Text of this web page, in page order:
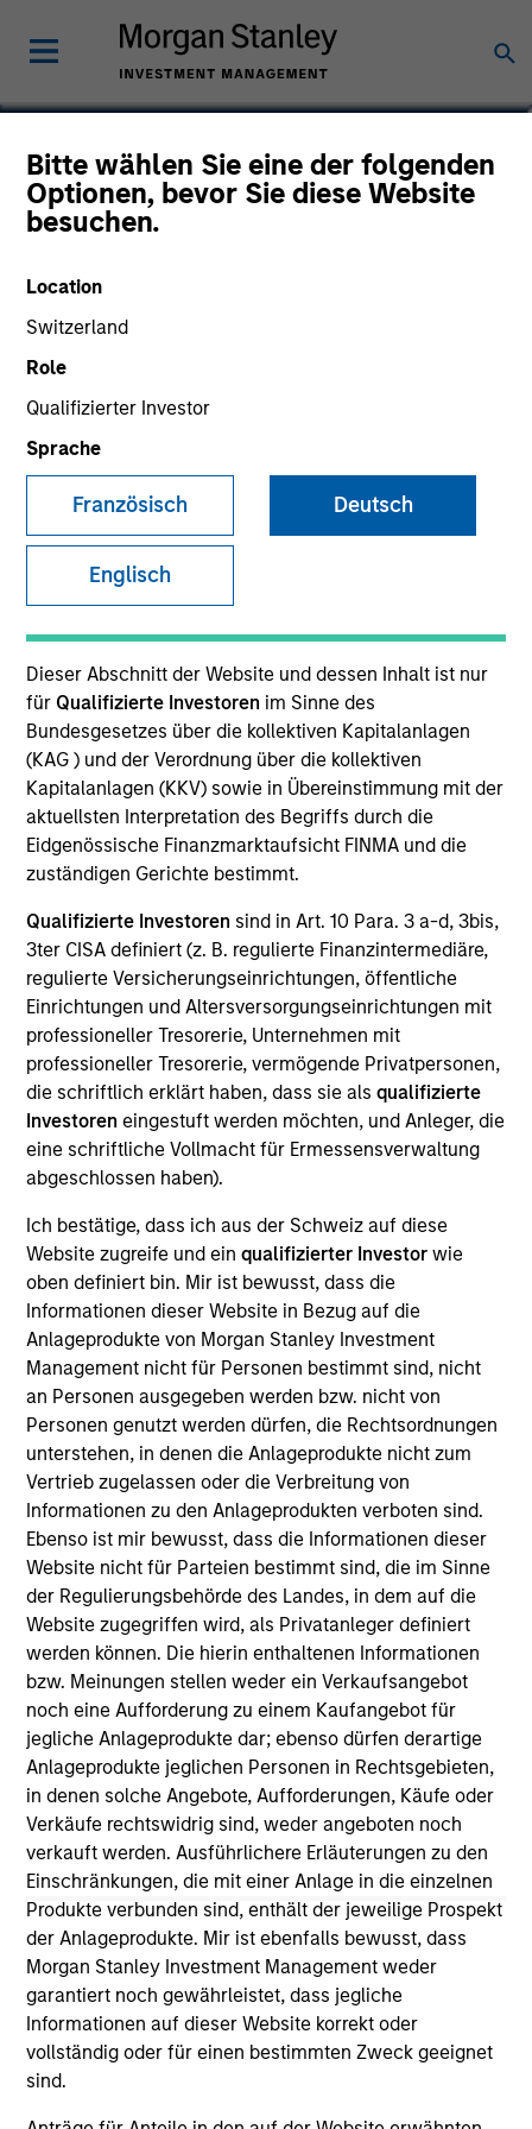
Bitte wählen Sie eine der folgenden
Optionen, bevor Sie diese Website
besuchen.
Location
Switzerland
Role
Qualifizierter Investor
Sprache
Französisch Deutsch
Englisch
Dieser Abschnitt der Website und dessen Inhalt ist nur
für Qualifizierte Investoren im Sinne des
Bundesgesetzes über die kollektiven Kapitalanlagen
(KAG ) und der Verordnung über die kollektiven
Kapitalanlagen (KKV) sowie in Übereinstimmung mit der
aktuellsten Interpretation des Begriffs durch die
Eidgenössische Finanzmarktaufsicht FINMA und die
zuständigen Gerichte bestimmt.
Qualifizierte Investoren sind in Art. 10 Para. 3 a-d, 3bis,
3ter CISA definiert (z. B. regulierte Finanzintermediäre,
regulierte Versicherungseinrichtungen, öffentliche
Einrichtungen und Altersversorgungseinrichtungen mit
professioneller Tresorerie, Unternehmen mit
professioneller Tresorerie, vermögende Privatpersonen,
die schriftlich erklärt haben, dass sie alsqualifizierte
Investoren eingestuft werden möchten, und Anleger, die
eine schriftliche Vollmacht für Ermessensverwaltung
abgeschlossen haben).
Ich bestätige, dass ich aus der Schweiz auf diese
Website zugreife und ein qualifizierter Investor wie
oben definiert bin. Mir ist bewusst, dass die
Informationen dieser Website in Bezug auf die
Anlageprodukte von Morgan Stanley Investment
Management nicht für Personen bestimmt sind, nicht
an Personen ausgegeben werden bzw. nicht von
Personen genutzt werden dürfen, die Rechtsordnungen
unterstehen, in denen die Anlageprodukte nicht zum
Vertrieb zugelassen oder die Verbreitung von
Informationen zu den Anlageprodukten verboten sind.
Ebenso ist mir bewusst, dass die Informationen dieser
Website nicht für Parteien bestimmt sind, die im Sinne
der Regulierungsbehörde des Landes, in dem auf die
Website zugegriffen wird, als Privatanleger definiert
werden können. Die hierin enthaltenen Informationen
bzw. Meinungen stellen weder ein Verkaufsangebot
noch eine Aufforderung zu einem Kaufangebot für
jegliche Anlageprodukte dar; ebenso dürfen derartige
Anlageprodukte jeglichen Personen in Rechtsgebieten,
in denen solche Angebote, Aufforderungen, Käufe oder
Verkäufe rechtswidrig sind, weder angeboten noch
verkauft werden. Ausführlichere Erläuterungen zu den
Einschränkungen, die mit einer Anlage in die einzelnen
Produkte verbunden sind, enthält der jeweilige Prospekt
der Anlageprodukte. Mir ist ebenfalls bewusst, dass
Morgan Stanley Investment Management weder
garantiert noch gewährleistet, dass jegliche
Informationen auf dieser Website korrekt oder
vollständig oder für einen bestimmten Zweck geeignet
sind.
Carlos Andrade
Managing Director
YEARS OF INDUSTRY EXPERIENCE
26 Years
Carlos is head of Morgan Stanley Investment
Management’s Latin America and U.S. Offshore
Sales supporting the institutional and intermediary
channels. He is also a member of Morgan Stanley’s
Latin America Management Committee. He joined
Morgan Stanley in 2007 and has 25 years of
investment experience. Prior to joining the firm,
Carlos was the investments manager at BBVA,
responsible for analysis, selection, and advisory of
offshore financial products for the International
Private Bank. Previously, he was an analyst for
Citigroup. Carlos received a B.B.A. in economics
and marketing from the University of Miami. He did
a post-graduate executive education program at
Harvard Business School. He holds his Series 7 and
63 registrations.
May not represent all Team Members.
The information on this page is for informational
purposes only. The information contained herein does
not constitute and should not be construed as an
offering of advisory services or an offer to sell or a
solicitation of an offer to buy any securities in any
jurisdiction in which such offer or solicitation,
purchase or sale would be unlawful under the
securities, insurance or other laws of such jurisdiction.
All investing involves risks, including a loss of principal.
Please refer to the strategy detail page for important
information on the strategy, including additional risk
considerations.